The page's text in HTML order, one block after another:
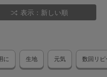
表示：新しい順
に 生地 元気 数回リ